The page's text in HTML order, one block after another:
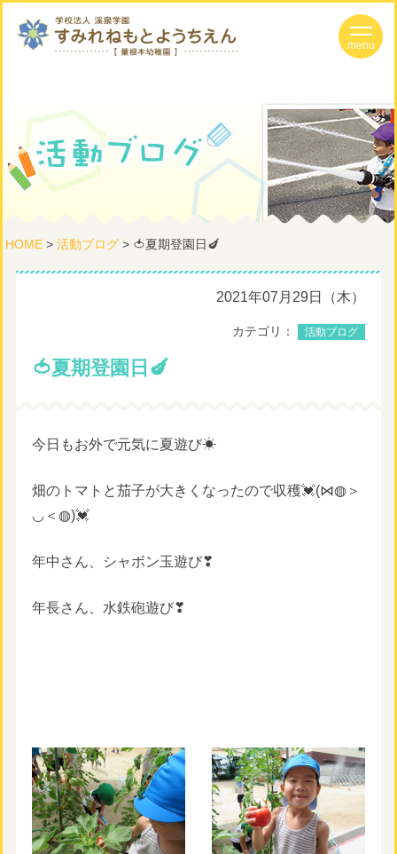
HOME> 活動ブログ> 🍅夏期登園日🍆
2021年07月29日（木）
カテゴリ： 活動ブログ
🍅夏期登園日🍆
今日もお外で元気に夏遊び☀
畑のトマトと茄子が大きくなったので収穫💓(⋈◍＞
◡＜◍)💓
年中さん、シャボン玉遊び❣
年長さん、水鉄砲遊び❣